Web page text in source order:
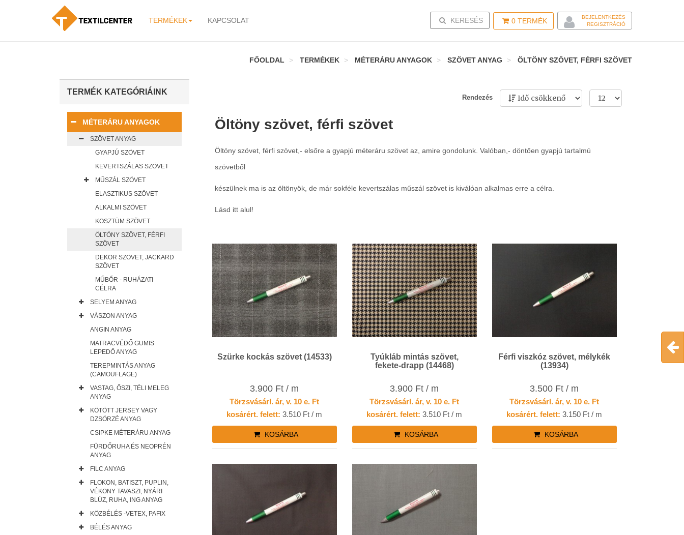
TERMÉKEK KAPCSOLAT 0 TERMÉK
BEJELENTKEZÉS
REGISZTRÁCIÓ
TOGGLE SEARCH
KERESÉS
FŐOLDAL TERMÉKEK MÉTERÁRU ANYAGOK SZÖVET ANYAG ÖLTÖNY SZÖVET, FÉRFI SZÖVET
Rendezés
Öltöny szövet, férfi szövet
Öltöny szövet, férfi szövet,- elsőre a gyapjú méteráru szövet az, amire gondolunk. Valóban,- döntően gyapjú tartalmú
szövetből
készülnek ma is az öltönyök, de már sokféle kevertszálas műszál szövet is kiválóan alkalmas erre a célra.
Lásd itt alul!
Szürke kockás szövet (14533)
3.900 Ft / m
Törzsvásárl. ár, v. 10 e. Ft
kosárért. felett: 3.510 Ft / m
KOSÁRBA
Tyúkláb mintás szövet,
fekete-drapp (14468)
3.900 Ft / m
Törzsvásárl. ár, v. 10 e. Ft
kosárért. felett: 3.510 Ft / m
KOSÁRBA
Férfi viszkóz szövet, mélykék
(13934)
3.500 Ft / m
Törzsvásárl. ár, v. 10 e. Ft
kosárért. felett: 3.150 Ft / m
KOSÁRBA
TERMÉK KATEGÓRIÁINK
MÉTERÁRU ANYAGOK
SZÖVET ANYAG
GYAPJÚ SZÖVET
KEVERTSZÁLAS SZÖVET
MŰSZÁL SZÖVET
ELASZTIKUS SZÖVET
ALKALMI SZÖVET
KOSZTÜM SZÖVET
ÖLTÖNY SZÖVET, FÉRFI
SZÖVET
DEKOR SZÖVET, JACKARD
SZÖVET
MŰBŐR - RUHÁZATI
CÉLRA
SELYEM ANYAG
VÁSZON ANYAG
ANGIN ANYAG
MATRACVÉDŐ GUMIS
LEPEDŐ ANYAG
TEREPMINTÁS ANYAG
(CAMOUFLAGE)
VASTAG, ŐSZI, TÉLI MELEG
ANYAG
KÖTÖTT JERSEY VAGY
DZSÖRZÉ ANYAG
CSIPKE MÉTERÁRU ANYAG
FÜRDŐRUHA ÉS NEOPRÉN
ANYAG
FILC ANYAG
FLOKON, BATISZT, PUPLIN,
VÉKONY TAVASZI, NYÁRI
BLÚZ, RUHA, ING ANYAG
KÖZBÉLÉS -VETEX, PAFIX
BÉLÉS ANYAG